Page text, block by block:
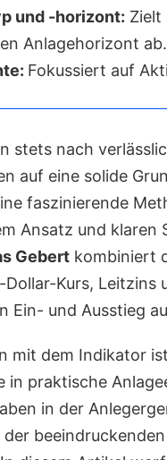
und -horizont: Zielt
Anlagehorizont ab.
Fokussiert auf
stets nach
auf eine solide
faszinierende
Ansatz und klaren
Gebert kombiniert
Kurs, Leitzins
Ein- und Ausstieg
mit dem Indikator
in praktische
in der